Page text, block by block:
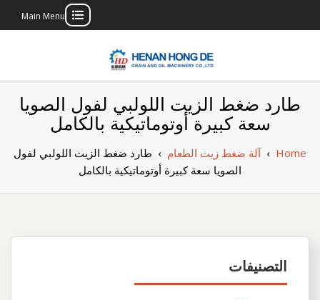
Main Menu
بناء مصنع إنتاج
الزيوت النباتية
الخاص بك
طارد ضغط الزيت اللولبي لفول الصويا
سعة كبيرة أوتوماتيكية بالكامل
Home
›آلة ضغط زيت الطعام › طارد ضغط الزيت اللولبي لفول
الصويا سعة كبيرة أوتوماتيكية بالكامل
التصنيفات